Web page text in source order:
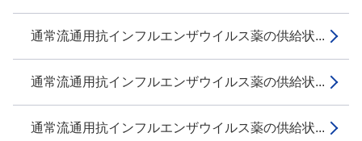
通常流通用抗インフルエンザウイルス薬の供給状...
通常流通用抗インフルエンザウイルス薬の供給状...
通常流通用抗インフルエンザウイルス薬の供給状...